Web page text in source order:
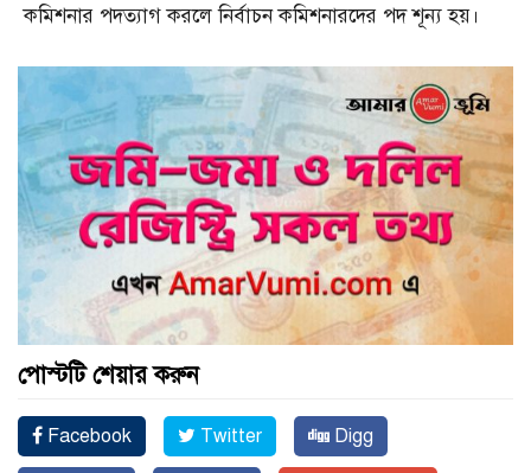
কমিশনার পদত্যাগ করলে নির্বাচন কমিশনারদের পদ শূন্য হয়।
পোস্টটি শেয়ার করুন
Facebook Twitter Digg